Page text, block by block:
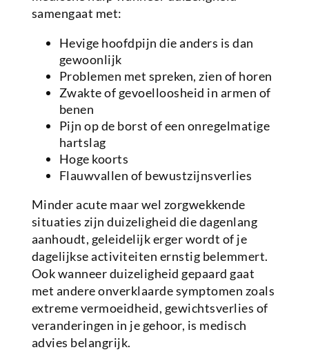
samengaat met:
Hevige hoofdpijn die anders is dan
gewoonlijk
Problemen met spreken, zien of horen
Zwakte of gevoelloosheid in armen of
benen
Pijn op de borst of een onregelmatige
hartslag
Hoge koorts
Flauwvallen of bewustzijnsverlies
Minder acute maar wel zorgwekkende
situaties zijn duizeligheid die dagenlang
aanhoudt, geleidelijk erger wordt of je
dagelijkse activiteiten ernstig belemmert.
Ook wanneer duizeligheid gepaard gaat
met andere onverklaarde symptomen zoals
extreme vermoeidheid, gewichtsverlies of
veranderingen in je gehoor, is medisch
advies belangrijk.